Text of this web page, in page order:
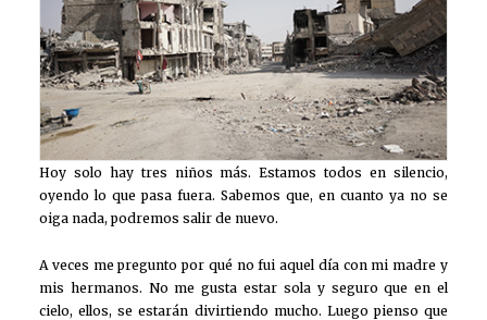
Hoy solo hay tres niños más. Estamos todos en silencio,
oyendo lo que pasa fuera. Sabemos que, en cuanto ya no se
oiga nada, podremos salir de nuevo.
A veces me pregunto por qué no fui aquel día con mi madre y
mis hermanos. No me gusta estar sola y seguro que en el
cielo, ellos, se estarán divirtiendo mucho. Luego pienso que